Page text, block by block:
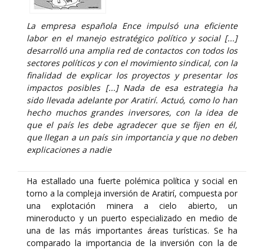
La empresa española Ence impulsó una eficiente
labor en el manejo estratégico político y social [...]
desarrolló una amplia red de contactos con todos los
sectores políticos y con el movimiento sindical, con la
finalidad de explicar los proyectos y presentar los
impactos posibles [...] Nada de esa estrategia ha
sido llevada adelante por Aratirí. Actuó, como lo han
hecho muchos grandes inversores, con la idea de
que el país les debe agradecer que se fijen en él,
que llegan a un país sin importancia y que no deben
explicaciones a nadie
Ha estallado una fuerte polémica política y social en
torno a la compleja inversión de Aratirí, compuesta por
una explotación minera a cielo abierto, un
mineroducto y un puerto especializado en medio de
una de las más importantes áreas turísticas. Se ha
comparado la importancia de la inversión con la de